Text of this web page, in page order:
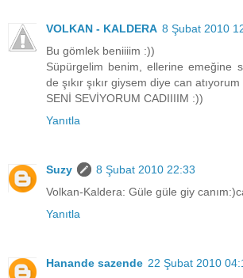
VOLKAN - KALDERA 8 Şubat 2010
Bu gömlek beniiiim :))
Süpürgelim benim, ellerine emeğine
de şıkır şıkır giysem diye can atıyorum
SENİ SEVİYORUM CADIIIIM :))
Yanıtla
Suzy
8 Şubat 2010 22:33
Volkan-Kaldera: Güle güle giy
Yanıtla
Hanande sazende 22 Şubat 2010